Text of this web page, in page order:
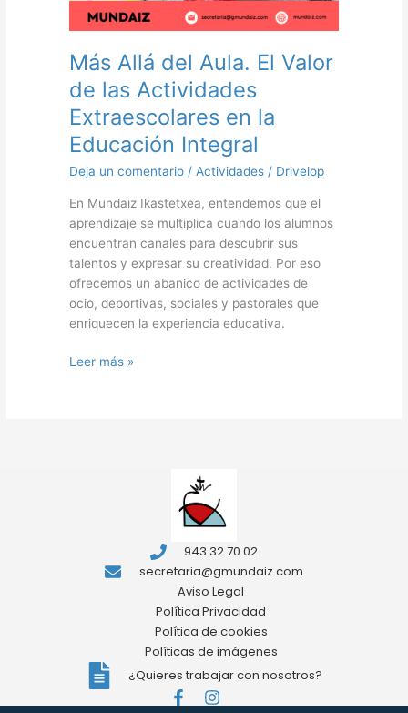
Más Allá del Aula. El Valor
de las Actividades
Extraescolares en la
Educación Integral
Deja un comentario / Actividades/ Drivelop
En Mundaiz Ikastetxea, entendemos que el
aprendizaje se multiplica cuando los alumnos
encuentran canales para descubrir sus
talentos y expresar su creatividad. Por eso
ofrecemos un abanico de actividades de
ocio, deportivas, sociales y pastorales que
enriquecen la experiencia educativa.
Educación
Integral
Leer más »
943 32 70 02
secretaria@gmundaiz.com
Aviso Legal
Política Privacidad
Política de cookies
Políticas de imágenes
¿Quieres trabajar con nosotros?